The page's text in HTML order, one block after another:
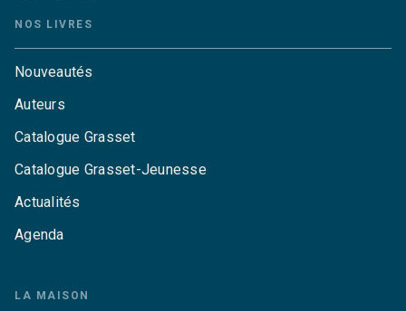
NOS LIVRES
Nouveautés
Auteurs
Catalogue Grasset
Catalogue Grasset-Jeunesse
Actualités
Agenda
LA MAISON